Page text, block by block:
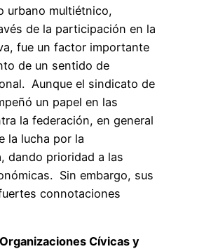
urbano multiétnico,
de la participación en la
fue un factor importante
de un sentido de
Aunque el sindicato de
un papel en las
la federación, en general
la lucha por la
dando prioridad a las
Sin embargo, sus
connotaciones
Cívicas y